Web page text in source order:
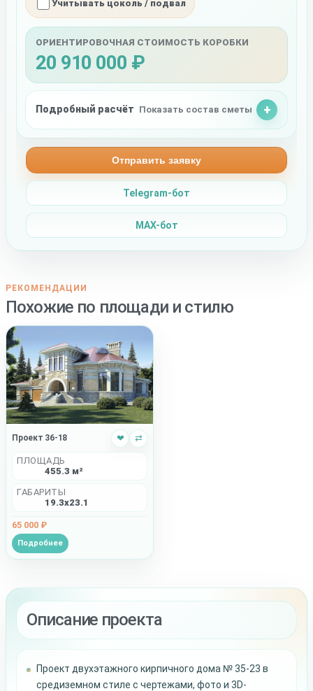
Учитывать цоколь / подвал
ОРИЕНТИРОВОЧНАЯ СТОИМОСТЬ КОРОБКИ
20 910 000 ₽
Подробный расчёт Показать состав сметы
Отправить заявку
Telegram-бот
MAX-бот
РЕКОМЕНДАЦИИ
Похожие по площади и стилю
Проект 36-18 ❤ ⇄
ПЛОЩАДЬ
455.3 м²
ГАБАРИТЫ
19.3x23.1
65 000 ₽
Подробнее
Описание проекта
Проект двухэтажного кирпичного дома № 35-23 в
средиземном стиле с чертежами, фото и 3D-